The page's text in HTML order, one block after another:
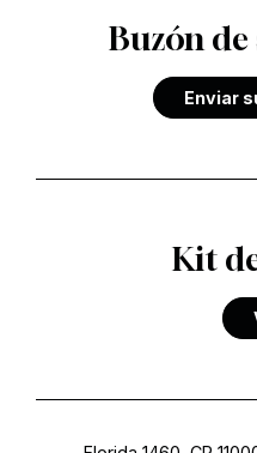
Buzón de
Enviar
Kit